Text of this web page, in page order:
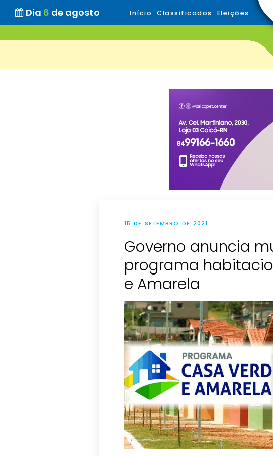
Dia 6 de agosto Início Classificados Eleições
15 DE SETEMBRO DE 2021
Governo anuncia
programa
e Amarela